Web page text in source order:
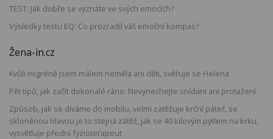
TEST: Jak dobře se vyznáte ve svých emocích?
Výsledky testu EQ: Co prozradil váš emoční kompas?
Žena-in.cz
Kvůli migréně jsem málem neměla ani děti, svěřuje se Helena
Pět tipů, jak začít dokonalé ráno. Nevynechejte snídani ani protažení
Způsob, jak se díváme do mobilu, velmi zatěžuje krční páteř, se
skloněnou hlavou je to stejná zátěž, jak se 40 kilovým pytlem na krku,
vysvětluje přední fyzioterapeut